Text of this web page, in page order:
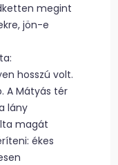
megint
jön-e
hosszú volt.
A Mátyás tér
lány
magát
ékes